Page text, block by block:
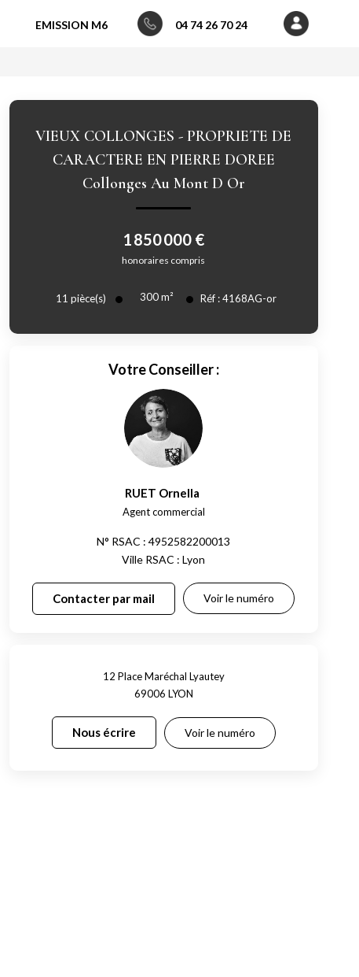
04 74 26 70 24
EMISSION M6
VIEUX COLLONGES - PROPRIETE DE
CARACTERE EN PIERRE DOREE
Collonges Au Mont D Or
1 850 000 €
honoraires compris
11 pièce(s) 300m² Réf :4168AG-or
12 Place Maréchal Lyautey
69006 LYON
Nous écrire Voir le numéro
Votre Conseiller :
RUET Ornella
Agent commercial
N° RSAC : 4952582200013
Ville RSAC : Lyon
Contacter par mail Voir le numéro